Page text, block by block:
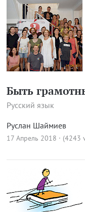
Быть
Русский язык
Руслан Шаймиев
17 Апрель 2018 · (4243